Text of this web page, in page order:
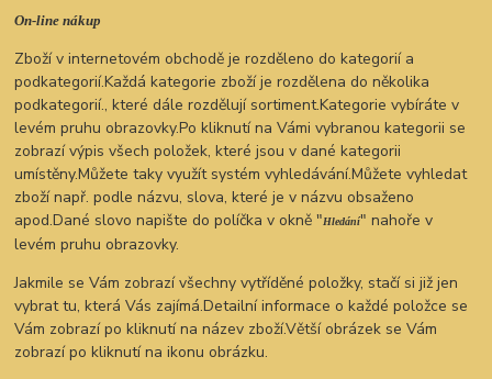
On-line nákup
Zboží v internetovém obchodě je rozděleno do kategorií a
podkategorií.Každá kategorie zboží je rozdělena do několika
podkategorií., které dále rozdělují sortiment.Kategorie vybíráte v
levém pruhu obrazovky.Po kliknutí na Vámi vybranou kategorii se
zobrazí výpis všech položek, které jsou v dané kategorii
umístěny.Můžete taky využít systém vyhledávání.Můžete vyhledat
zboží např. podle názvu, slova, které je v názvu obsaženo
apod.Dané slovo napište do políčka v okně "Hledání" nahoře v
levém pruhu obrazovky.
Jakmile se Vám zobrazí všechny vytříděné položky, stačí si již jen
vybrat tu, která Vás zajímá.Detailní informace o každé položce se
Vám zobrazí po kliknutí na název zboží.Větší obrázek se Vám
zobrazí po kliknutí na ikonu obrázku.